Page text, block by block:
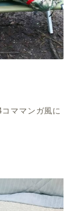
ママンガ風に